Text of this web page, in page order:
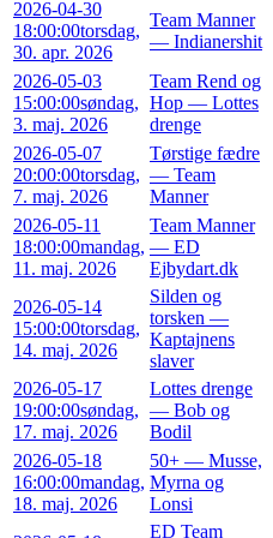
2026-04-30
18:00:00torsdag,
30. apr. 2026
Team Manner
— Indianershit
2026-05-03
15:00:00søndag,
3. maj. 2026
Team Rend og
Hop — Lottes
drenge
2026-05-07
20:00:00torsdag,
7. maj. 2026
Tørstige fædre
— Team
Manner
2026-05-11
18:00:00mandag,
11. maj. 2026
Team Manner
— ED
Ejbydart.dk
2026-05-14
15:00:00torsdag,
14. maj. 2026
Silden og
torsken —
Kaptajnens
slaver
2026-05-17
19:00:00søndag,
17. maj. 2026
Lottes drenge
— Bob og
Bodil
2026-05-18
16:00:00mandag,
18. maj. 2026
50+ — Musse,
Myrna og
Lonsi
ED Team